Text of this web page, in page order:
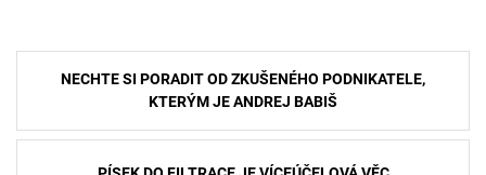
Navigace
příspěvek
NECHTE SI PORADIT OD ZKUŠENÉHO PODNIKATELE,
KTERÝM JE ANDREJ BABIŠ